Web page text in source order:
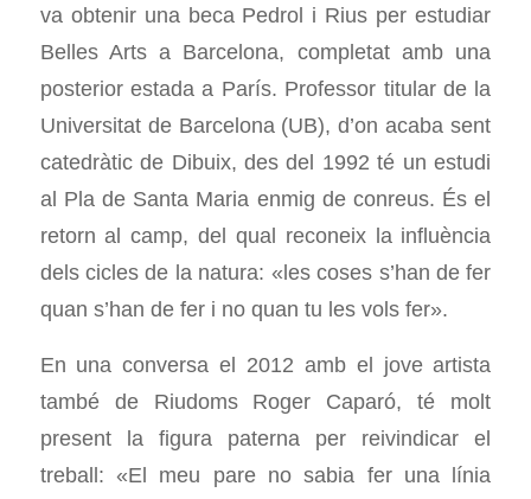
va obtenir una beca Pedrol i Rius per estudiar
Belles Arts a Barcelona, completat amb una
posterior estada a París. Professor titular de la
Universitat de Barcelona (UB), d’on acaba sent
catedràtic de Dibuix, des del 1992 té un estudi
al Pla de Santa Maria enmig de conreus. És el
retorn al camp, del qual reconeix la influència
dels cicles de la natura: «les coses s’han de fer
quan s’han de fer i no quan tu les vols fer».
En una conversa el 2012 amb el jove artista
també de Riudoms Roger Caparó, té molt
present la figura paterna per reivindicar el
treball: «El meu pare no sabia fer una línia